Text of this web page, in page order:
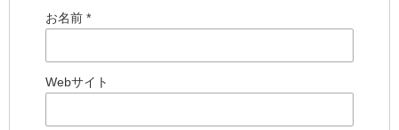
お名前 *
Webサイト